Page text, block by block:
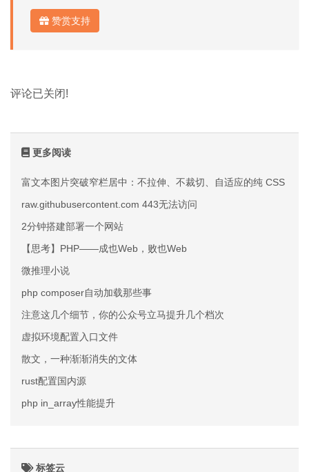
赞赏支持
评论已关闭!
更多阅读
富文本图片突破窄栏居中：不拉伸、不裁切、自适应的纯 CSS 方案
raw.githubusercontent.com 443无法访问
2分钟搭建部署一个网站
【思考】PHP——成也Web，败也Web
微推理小说
php composer自动加载那些事
注意这几个细节，你的公众号立马提升几个档次
虚拟环境配置入口文件
散文，一种渐渐消失的文体
rust配置国内源
php in_array性能提升
标签云